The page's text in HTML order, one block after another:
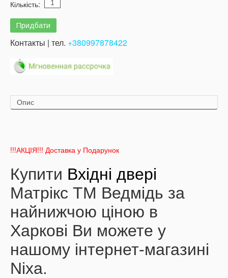
Кількість:
Контакты | тел. +380997878422
Опис
!!!АКЦІЯ!!! Доставка у Подарунок
Купити Вхідні двері
Матрікс ТМ Ведмідь за
найнижчою ціною в
Харкові Ви можете у
нашому інтернет-магазині
Nixa.